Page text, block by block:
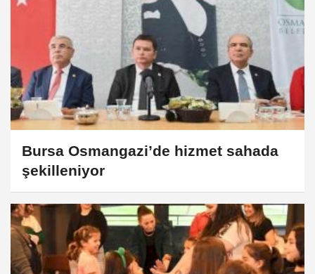
Bursa Osmangazi’de hizmet sahada
şekilleniyor